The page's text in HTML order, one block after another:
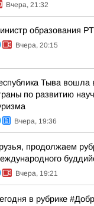
Вчера, 21:32
образования
Вчера, 20:15
Тыва вошла
по развитию
Вчера, 19:36
продолжаем
Вчера, 19:21
в рубрике